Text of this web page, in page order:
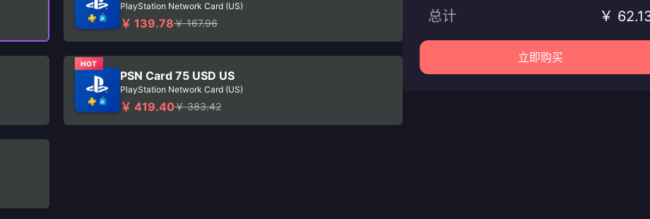
PlayStation Network Card (US)
￥ 139.78￥ 167.96
HOT
PSN Card 75 USD US
PlayStation Network Card (US)
￥ 419.40￥ 383.42
总计 ￥
立即购买